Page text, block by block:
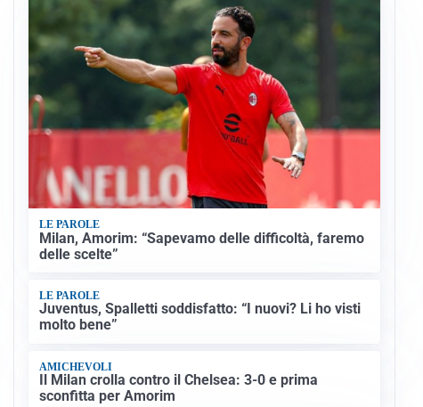
LE PAROLE
Milan, Amorim: “Sapevamo delle difficoltà, faremo
delle scelte”
LE PAROLE
Juventus, Spalletti soddisfatto: “I nuovi? Li ho visti
molto bene”
AMICHEVOLI
Il Milan crolla contro il Chelsea: 3-0 e prima
sconfitta per Amorim